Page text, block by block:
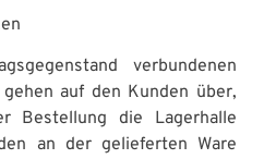
verbundenen
auf den Kunden über,
Bestellung die Lagerhalle
an der gelieferten Ware